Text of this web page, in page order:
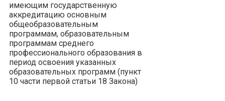
имеющим государственную
аккредитацию основным
общеобразовательным
программам, образовательным
программам среднего
профессионального образования в
период освоения указанных
образовательных программ (пункт
10 части первой статьи 18 Закона)